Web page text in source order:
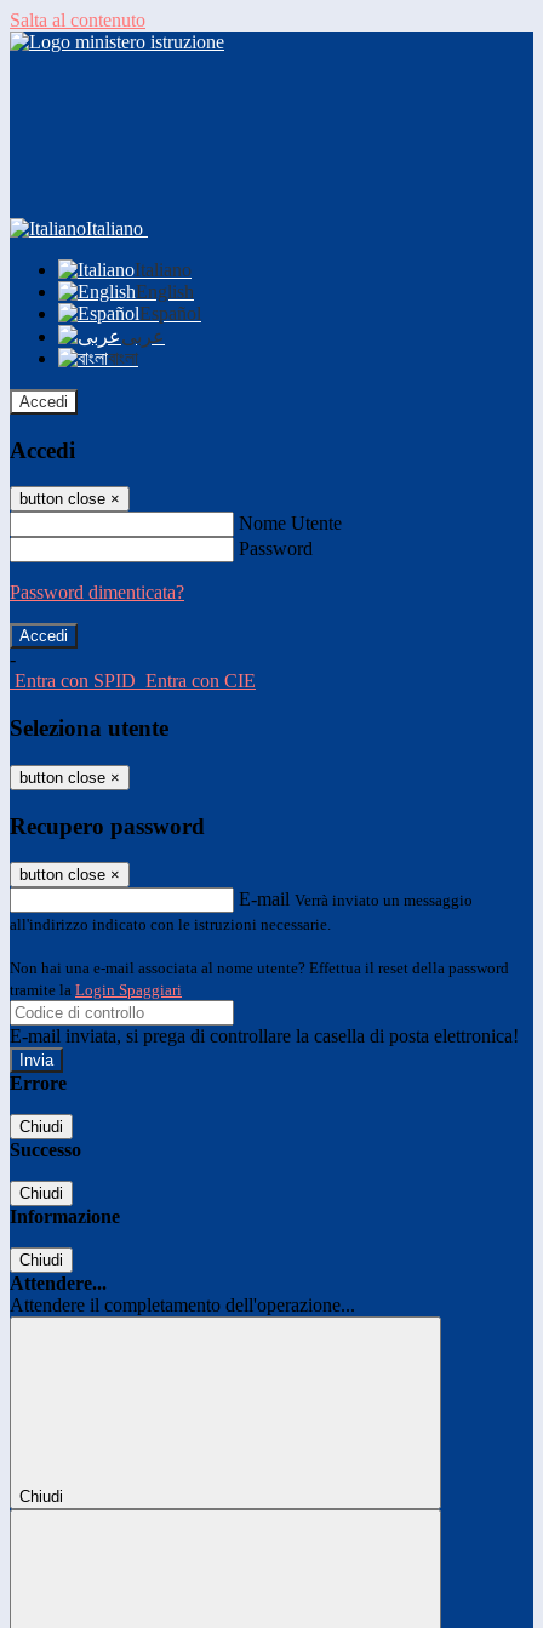
Salta al contenuto
Italiano
Italiano
English
Español
عربى
বাংলা
Accedi
Accedi
button close ×
Nome Utente
Password
Password dimenticata?
-
Entra con SPID Entra con CIE
Seleziona utente
button close ×
Recupero password
button close ×
E-mail Verrà inviato un messaggio
all'indirizzo indicato con le istruzioni necessarie.
Non hai una e-mail associata al nome utente? Effettua il reset della password
tramite la Login Spaggiari
E-mail inviata, si prega di controllare la casella di posta elettronica!
Errore
Chiudi
Successo
Chiudi
Informazione
Chiudi
Attendere...
Attendere il completamento dell'operazione...
Chiudi